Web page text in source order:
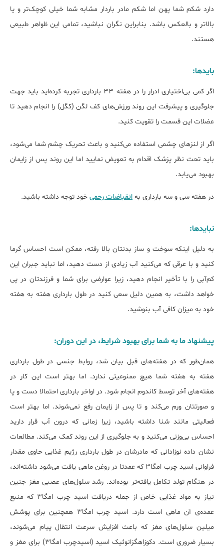
دارد شکم شما پهن اما شکم مادر باردار مشابه شما خیلی کوچک‌تر و یا
بالاتر و بالعکس باشد. بنابراین نگران نباشید، تمامی این ظواهر طبیعی
هستند.
بایدها:
اگر کمی بی‌اختیاری ادرار را در هفته 33 بارداری تجربه کرده‌اید باید جهت
جلوگیری و پیشرفت این روند ورزش‌های کف لگن (کگل) را انجام دهید تا
عضلات این قسمت را تقویت کنید.
اگر از لنزهای چشمی استفاده می‌کنید و باعث تحریک چشم شما می‌شود،
باید تحت نظر پزشک اقدام به تعویض نمایید اما این روند پس از زایمان
بهبود می‌یابد.
در هفته سی و سه بارداری به انقباضات رحمی خود توجه داشته باشید.
نبایدها:
به دلیل اینکه سوخت و ساز بدنتان بالا رفته، ممکن است احساس گرما
کنید و با عرقی که می‌کنید آب زیادی از دست دهید، اما نباید جبران این
کم‌آبی را با تأخیر انجام دهید، زیرا عوارضی برای شما و فرزندتان در پی
خواهد داشت، به همین دلیل سعی کنید در طول بارداری هفته به هفته
خود به میزان کافی آب بنوشید.
پیشنهاد ما به شما برای بهبود شرایط، در این دوران:
همان‌طور که در هفته‌های قبل بیان شد، روابط جنسی در طول بارداری
هفته به هفته شما هیچ ممنوعیتی ندارد. اما بهتر است این کار در
هفته‌های آخر توسط کاندوم انجام شود. در اواخر بارداری احتمالا دست و پا
و صورتتان ورم می‌کند و تا پس از زایمان رفع نمی‌شوند. اما بهتر است
فعالیتی مانند شنا داشته باشید، زیرا زمانی که درون آب قرار دارید
احساس بی‌وزنی می‌کنید و به جلوگیری از این روند کمک می‌کند. مطالعات
نشان داده نوزادانی که مادرشان در طول بارداری رژیم غذایی حاوی مقدار
فراوانی اسید چرب امگا3 که عمدتا در روغن ماهی یافت می‌شود داشته‌اند،
در هنگام تولد تکامل یافته‌تر بوده‌اند. رشد سلول‌های عصبی مغز جنین
نیاز به مواد غذایی خاص از جمله دریافت اسید چرب امگا3 که منبع
عمده‌ی آن ماهی است دارد. اسید چرب امگا3 همچنین برای پوشش
میلین سلول‌های مغز که باعث افزایش سرعت انتقال پیام می‌شوند،
بسیار ضروری است. دکوزاهگزانوئیک اسید (اسیدچرب امگا3) برای مغز و